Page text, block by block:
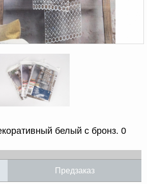
с
белый с бронз. 0
Предзаказ